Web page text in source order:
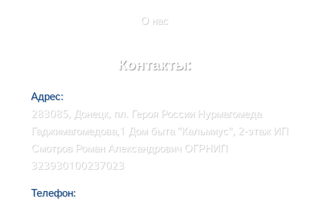
О нас
Контакты:
Адрес:
283085, Донецк, пл. Героя России Нурмагомеда
Гаджимагомедова,1 Дом быта "Кальмиус", 2-этаж ИП
Смотров Роман Александрович ОГРНИП
323930100237023
Телефон: